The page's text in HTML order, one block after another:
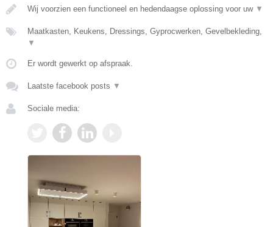
Wij voorzien een functioneel en hedendaagse oplossing voor uw ▼
Maatkasten, Keukens, Dressings, Gyprocwerken, Gevelbekleding,
▼
Er wordt gewerkt op afspraak.
Laatste facebook posts ▼
Sociale media: